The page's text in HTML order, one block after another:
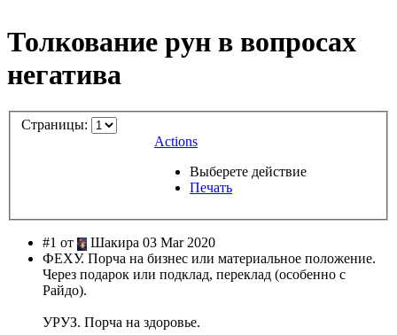
Толкование рун в вопросах
негатива
Страницы:
Actions
Выберете действие
Печать
#1 от
Шакира 03 Mar 2020
ФЕХУ. Порча на бизнес или материальное положение.
Через подарок или подклад, переклад (особенно с
Райдо).
УРУЗ. Порча на здоровье.